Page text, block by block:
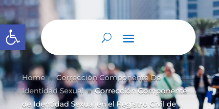
Abrir barra de herramientas
Home 9 Corrección Componente De
Identidad Sexual 9 Corrección Componente
de Identidad Sexual en el Registro Civil de